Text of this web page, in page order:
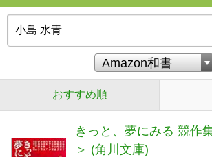
おすすめ順
きっと、夢にみる 競作
＞ (角川文庫)